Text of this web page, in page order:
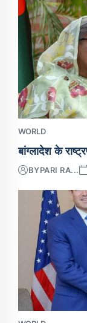
WORLD
बांग्लादेश के
BYPARI RA...